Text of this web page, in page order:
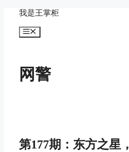
content
我是王掌柜
Menu
网警
第177期：东方之星，